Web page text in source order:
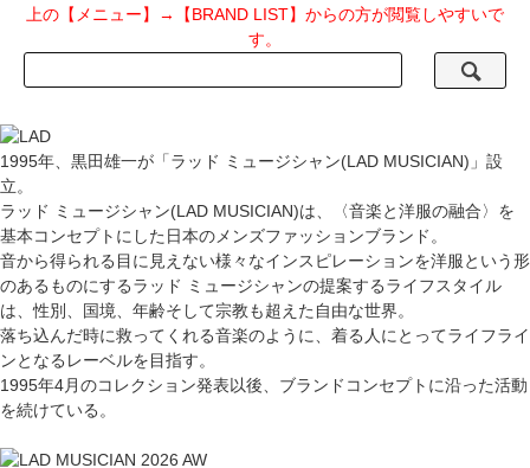
上の【メニュー】→【BRAND LIST】からの方が閲覧しやすいで
す。
1995年、黒田雄一が「ラッド ミュージシャン(LAD MUSICIAN)」設
立。
ラッド ミュージシャン(LAD MUSICIAN)は、〈音楽と洋服の融合〉を
基本コンセプトにした日本のメンズファッションブランド。
音から得られる目に見えない様々なインスピレーションを洋服という形
のあるものにするラッド ミュージシャンの提案するライフスタイル
は、性別、国境、年齢そして宗教も超えた自由な世界。
落ち込んだ時に救ってくれる音楽のように、着る人にとってライフライ
ンとなるレーベルを目指す。
1995年4月のコレクション発表以後、ブランドコンセプトに沿った活動
を続けている。